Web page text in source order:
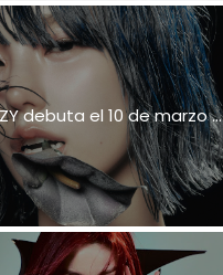
debuta el 10 de marzo ...